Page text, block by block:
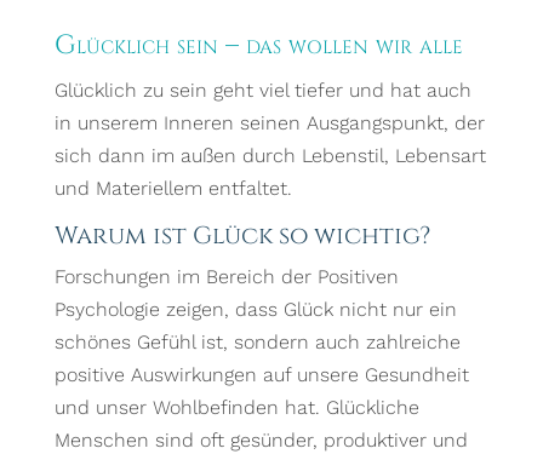
Glücklich sein – das wollen wir alle
Glücklich zu sein geht viel tiefer und hat auch
in unserem Inneren seinen Ausgangspunkt, der
sich dann im außen durch Lebenstil, Lebensart
und Materiellem entfaltet.
Warum ist Glück so wichtig?
Forschungen im Bereich der Positiven
Psychologie zeigen, dass Glück nicht nur ein
schönes Gefühl ist, sondern auch zahlreiche
positive Auswirkungen auf unsere Gesundheit
und unser Wohlbefinden hat. Glückliche
Menschen sind oft gesünder, produktiver und